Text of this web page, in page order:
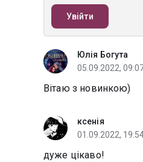
Увійти
Юлія Богута
05.09.2022,
Вітаю з новинкою)
ксенія
01.09.2022,
дуже цікаво!